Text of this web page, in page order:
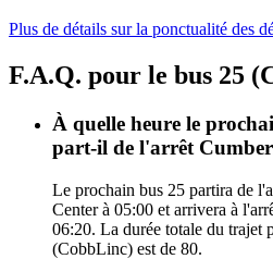
Plus de détails sur la ponctualité des
F.A.Q. pour le bus 25
À quelle heure le
part-il de l'arrêt
Le prochain bus 25 partira de
Center à 05:00 et arrivera à
06:20. La durée totale du trajet
(CobbLinc) est de 80.